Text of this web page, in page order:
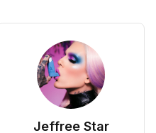
Jeffree Star